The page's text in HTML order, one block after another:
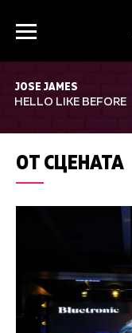
JOSE JAMES
HELLO LIKE BEFORE
ОТ СЦЕНАТА